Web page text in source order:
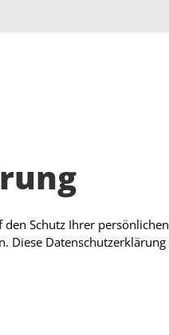
Schutz Ihrer
Diese